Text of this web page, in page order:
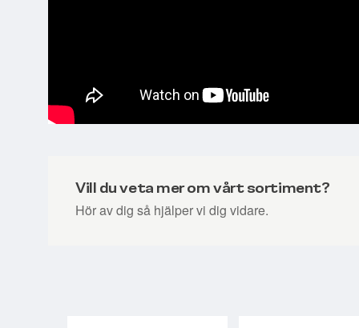
Vill du veta mer om vårt sortiment?
Hör av dig så hjälper vi dig vidare.